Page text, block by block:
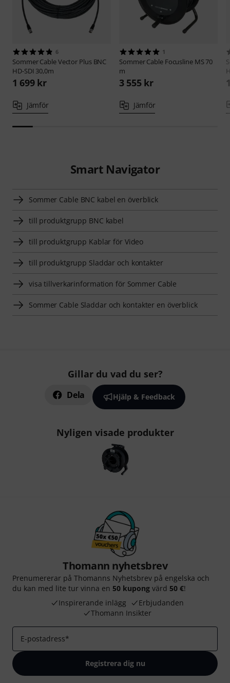
6
Sommer CableVector Plus BNC
HD-SDI 30,0m
1 699 kr
Jämför
1
Sommer Cable Focusline MS 70
m
3 555 kr
Jämför
Smart Navigator
Sommer Cable BNC kabel en överblick
till produktgrupp BNC kabel
till produktgrupp Kablar för Video
till produktgrupp Sladdar och kontakter
visa tillverkarinformation för Sommer Cable
Sommer Cable Sladdar och kontakter en överblick
Gillar du vad du ser?
Dela Hjälp & Feedback
Nyligen visade produkter
Thomann nyhetsbrev
Prenumererar på Thomanns Nyhetsbrev på engelska och
du kan med lite tur vinna en 50 kupong värd 50 €!
Inspirerande inlägg
Erbjudanden
Thomann Insikter
E-postadress*
Registrera dig nu